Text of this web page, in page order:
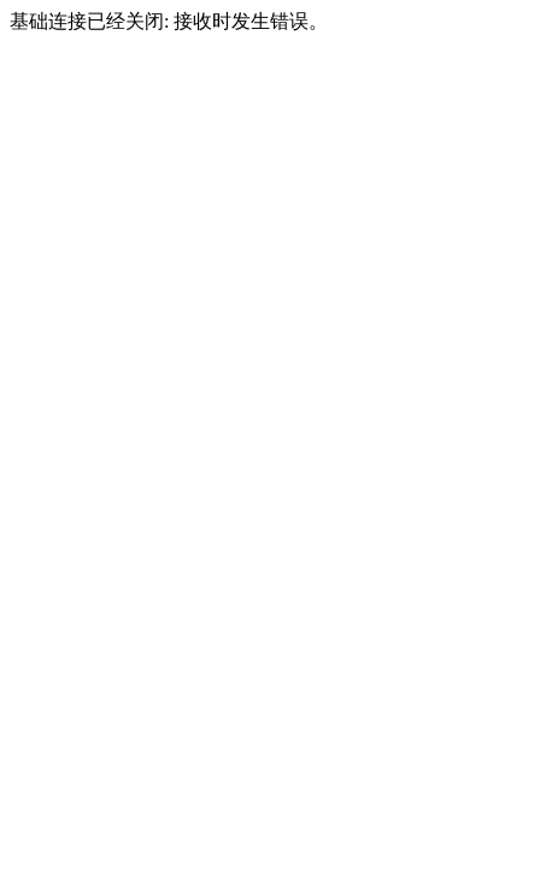
基础连接已经关闭: 接收时发生错误。